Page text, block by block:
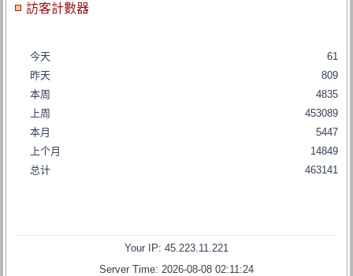
訪客計數器
今天
昨天
本周
上周
本月
上个月
总计
61
809
4835
453089
5447
14849
463141
Your IP: 45.223.11.221
Server Time: 2026-08-08 02:11:24